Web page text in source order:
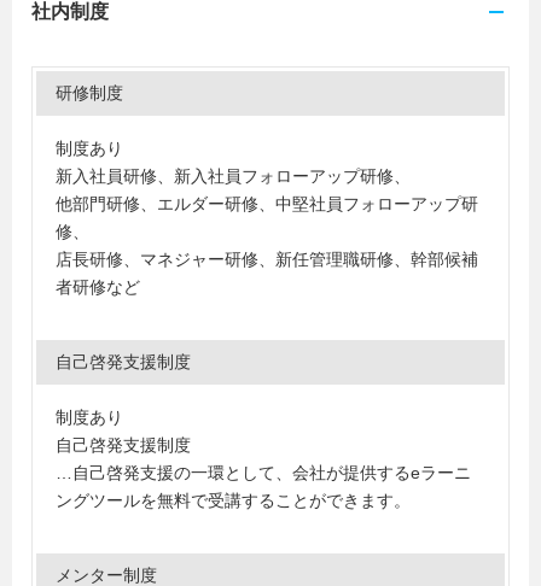
社内制度
研修制度
制度あり
新入社員研修、新入社員フォローアップ研修、
他部門研修、エルダー研修、中堅社員フォローアップ研
修、
店長研修、マネジャー研修、新任管理職研修、幹部候補
者研修など
自己啓発支援制度
制度あり
自己啓発支援制度
…自己啓発支援の一環として、会社が提供するeラーニ
ングツールを無料で受講することができます。
メンター制度